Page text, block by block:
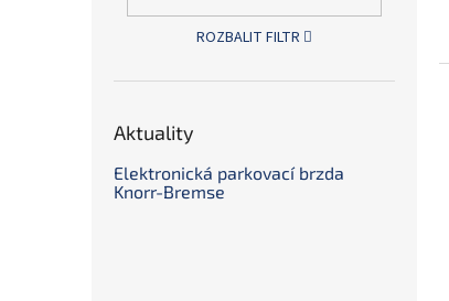
ROZBALIT FILTR
Aktuality
Elektronická parkovací brzda
Knorr-Bremse